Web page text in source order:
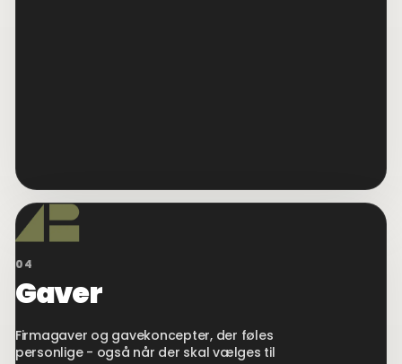
04
Gaver
Firmagaver og gavekoncepter, der føles
personlige - også når der skal vælges til